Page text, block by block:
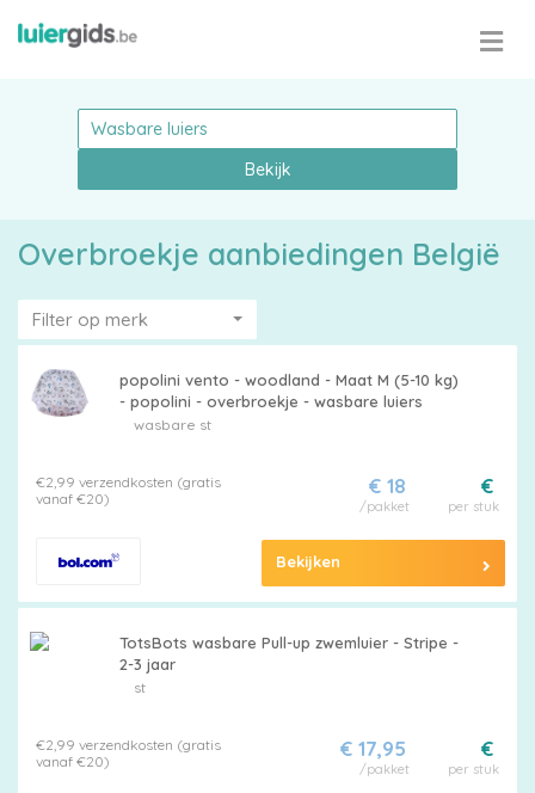
Kies
Bekijk
Overbroekje aanbiedingen België
Filter op merk
popolini vento - woodland - Maat M (5-10 kg)
- popolini - overbroekje - wasbare luiers
wasbare st
€2,99 verzendkosten (gratis
vanaf €20)
€
per stuk
€ 18
/pakket
Bekijken
TotsBots wasbare Pull-up zwemluier - Stripe -
2-3 jaar
st
€2,99 verzendkosten (gratis
vanaf €20)
€
per stuk
€ 17,95
/pakket